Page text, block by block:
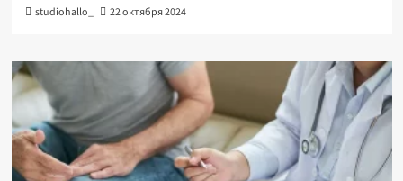
studiohallo_ 22 октября 2024